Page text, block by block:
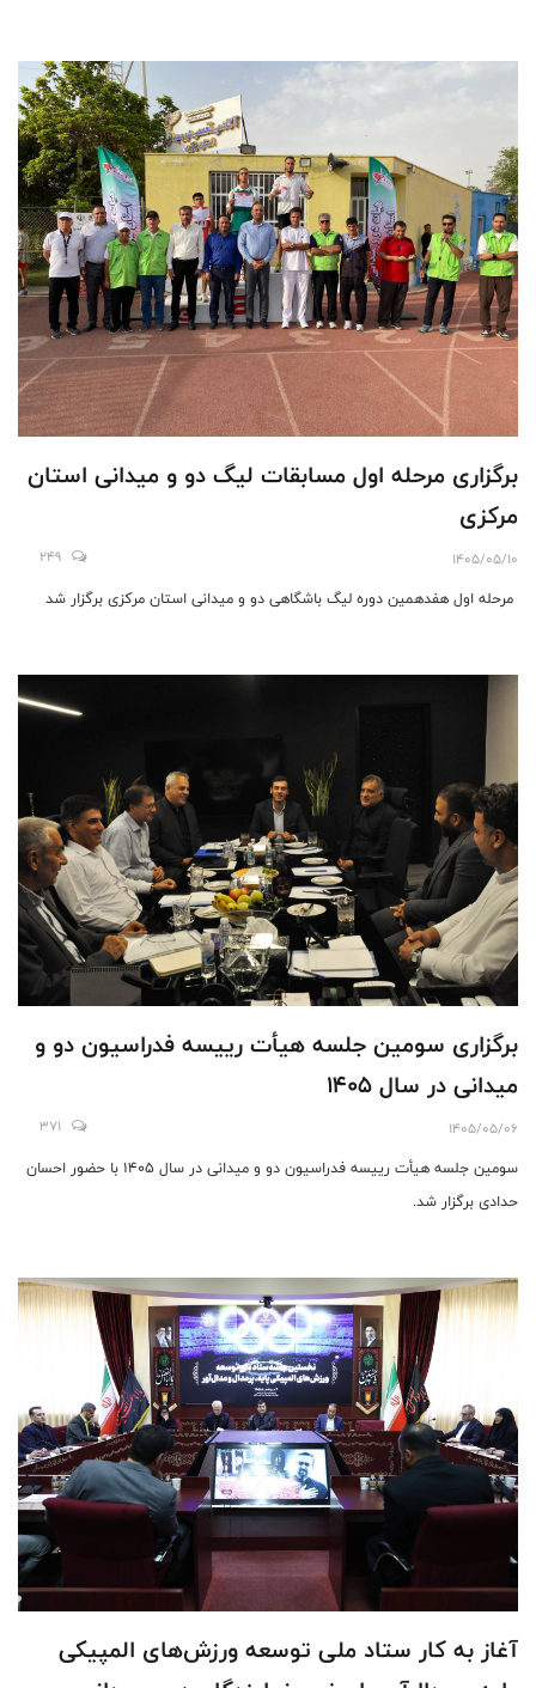
برگزاری مرحله اول مسابقات لیگ دو و میدانی استان
مرکزی
1405/05/10
249
مرحله اول هفدهمین دوره لیگ باشگاهی دو و میدانی استان مرکزی برگزار شد
برگزاری سومین جلسه هیأت رییسه فدراسیون دو و
میدانی در سال 1405
1405/05/06
371
سومین جلسه هیأت رییسه فدراسیون دو و میدانی در سال 1405 با حضور احسان
حدادی برگزار شد.
آغاز به کار ستاد ملی توسعه ورزش‌های المپیکی